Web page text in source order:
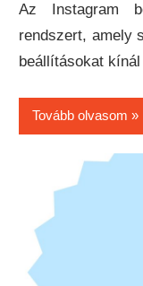
Az Instagram
rendszert, amely
beállításokat
Tovább olvasom